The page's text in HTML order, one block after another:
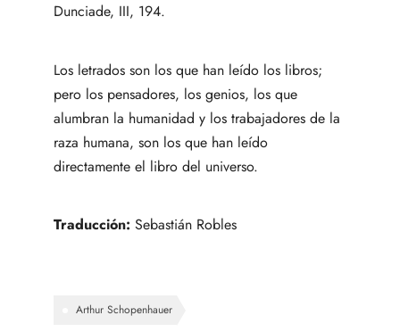
Dunciade, III, 194.
Los letrados son los que han leído los libros;
pero los pensadores, los genios, los que
alumbran la humanidad y los trabajadores de la
raza humana, son los que han leído
directamente el libro del universo.
Traducción: Sebastián Robles
Arthur Schopenhauer